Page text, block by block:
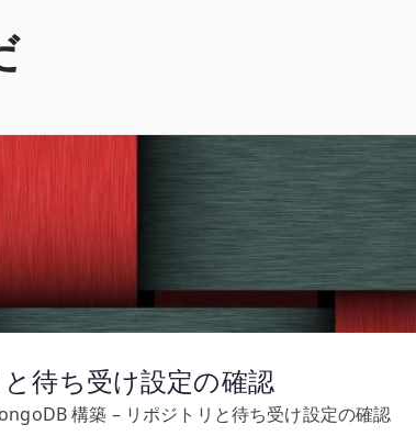
待ち受け設定の確認
構築 – リポジトリと待ち受け設定の確認